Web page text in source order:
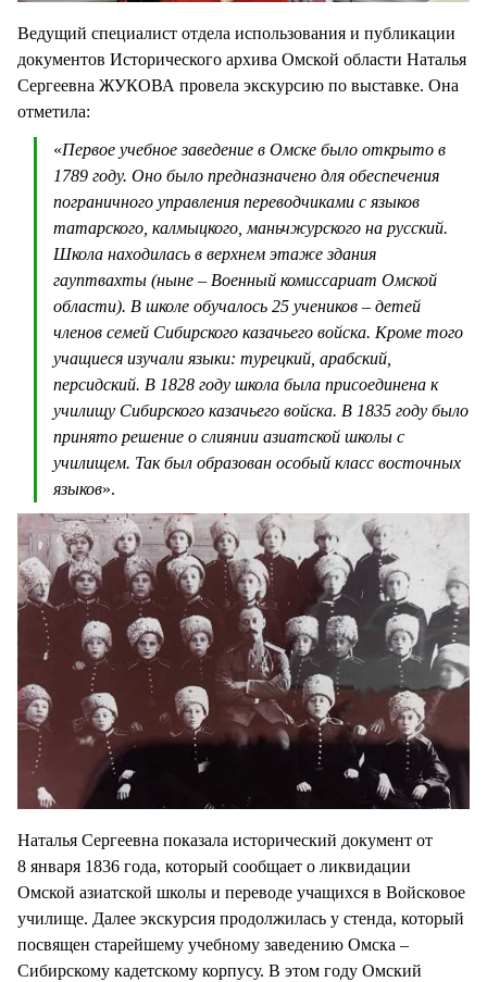
Ведущий специалист отдела использования и публикации
документов Исторического архива Омской области Наталья
Сергеевна ЖУКОВА провела экскурсию по выставке. Она
отметила:
«Первое учебное заведение в Омске было открыто в
1789 году. Оно было предназначено для обеспечения
пограничного управления переводчиками с языков
татарского, калмыцкого, маньчжурского на русский.
Школа находилась в верхнем этаже здания
гауптвахты (ныне – Военный комиссариат Омской
области). В школе обучалось 25 учеников – детей
членов семей Сибирского казачьего войска. Кроме того
учащиеся изучали языки: турецкий, арабский,
персидский. В 1828 году школа была присоединена к
училищу Сибирского казачьего войска. В 1835 году было
принято решение о слиянии азиатской школы с
училищем. Так был образован особый класс восточных
языков».
Наталья Сергеевна показала исторический документ от
8 января 1836 года, который сообщает о ликвидации
Омской азиатской школы и переводе учащихся в Войсковое
училище. Далее экскурсия продолжилась у стенда, который
посвящен старейшему учебному заведению Омска –
Сибирскому кадетскому корпусу. В этом году Омский